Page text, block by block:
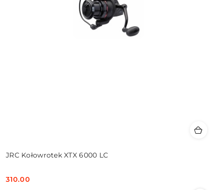
JRC Kołowrotek XTX 6000 LC
Cena:
310.00